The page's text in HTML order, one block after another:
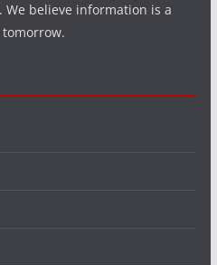
believe information is a